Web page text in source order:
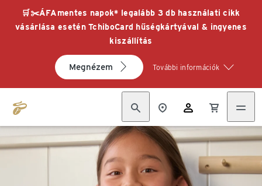
🛒✂️ÁFAmentes napok* legalább 3 db használati cikk
vásárlása esetén TchiboCard hűségkártyával & ingyenes
kiszállítás
Megnézem További információk